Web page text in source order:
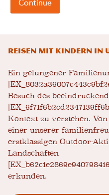
Reisen mit Kindern in
Ein gelungener
Besuch des
Kontext zu verstehen.
einer unserer
erstklassigen Outdoor-
Landschaften
erkunden.